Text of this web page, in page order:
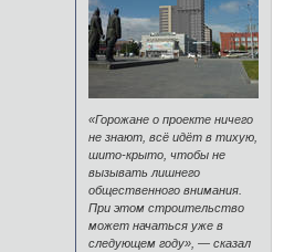
«Горожане о проекте ничего
не знают, всё идёт в тихую,
шито-крыто, чтобы не
вызывать лишнего
общественного внимания.
При этом строительство
может начаться уже в
следующем году», — сказал